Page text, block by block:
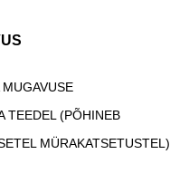
TEEDEL (PÕHINEB
MÜRAKATSETUSTEL)